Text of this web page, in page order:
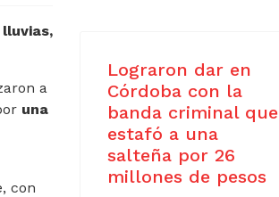
a
una
con
Lograron dar en
Córdoba con la
banda criminal que
estafó a una
salteña por 26
millones de pesos